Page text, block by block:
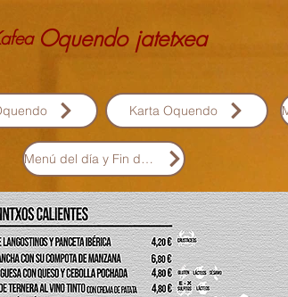
Oquendo jatetxea
Karta Oquendo
Menú del día y Fin de semana